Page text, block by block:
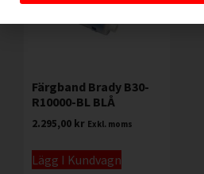
Färgband Brady B30-
R10000-BL BLÅ
2.295,00 kr Exkl. moms
Lägg I Kundvagn